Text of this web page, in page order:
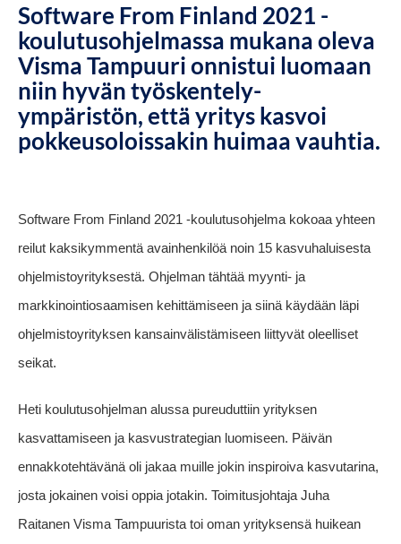
Software From Finland 2021 -
koulutusohjelmassa mukana oleva
Visma Tampuuri onnistui luomaan
niin hyvän työskentely-
ympäristön, että yritys kasvoi
pokkeusoloissakin huimaa vauhtia.
Software From Finland 2021 -koulutusohjelma kokoaa yhteen
reilut kaksikymmentä avainhenkilöä noin 15 kasvuhaluisesta
ohjelmistoyrityksestä. Ohjelman tähtää myynti- ja
markkinointiosaamisen kehittämiseen ja siinä käydään läpi
ohjelmistoyrityksen kansainvälistämiseen liittyvät oleelliset
seikat.
Heti koulutusohjelman alussa pureuduttiin yrityksen
kasvattamiseen ja kasvustrategian luomiseen. Päivän
ennakkotehtävänä oli jakaa muille jokin inspiroiva kasvutarina,
josta jokainen voisi oppia jotakin. Toimitusjohtaja Juha
Raitanen Visma Tampuurista toi oman yrityksensä huikean